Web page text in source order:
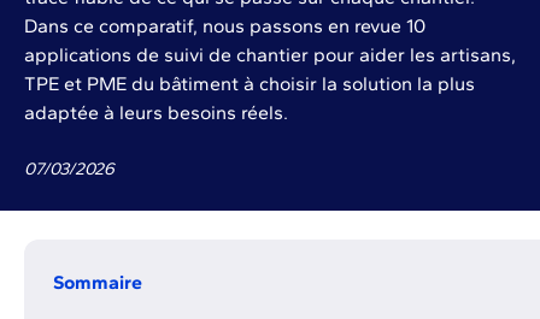
Dans ce comparatif, nous passons en revue 10
applications de suivi de chantier pour aider les artisans,
TPE et PME du bâtiment à choisir la solution la plus
adaptée à leurs besoins réels.
07/03/2026
Sommaire